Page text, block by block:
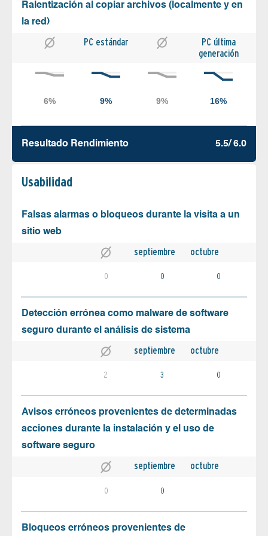
Ralentización al copiar archivos (localmente y en
la red)
PC estándar
PC última
generación
Resultado Rendimiento 5.5/ 6.0
Usabilidad
Falsas alarmas o bloqueos durante la visita a un
sitio web
septiembre octubre
0 0 0
Detección errónea como malware de software
seguro durante el análisis de sistema
septiembre octubre
2 3 0
Avisos erróneos provenientes de determinadas
acciones durante la instalación y el uso de
software seguro
septiembre octubre
0 0
Bloqueos erróneos provenientes de